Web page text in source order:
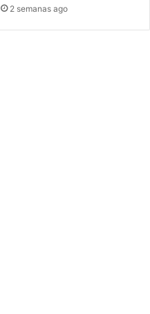
2 semanas ago